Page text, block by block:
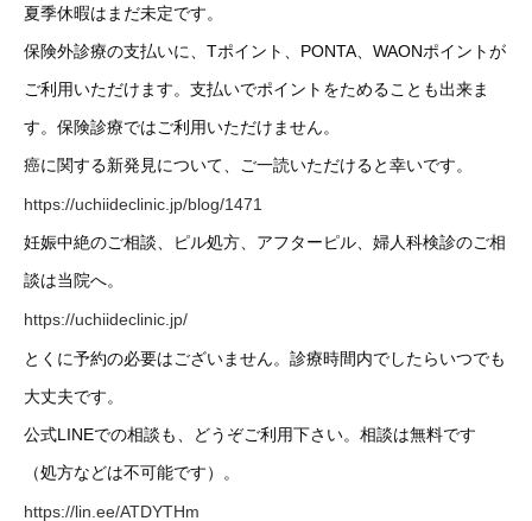
夏季休暇はまだ未定です。
保険外診療の支払いに、Tポイント、PONTA、WAONポイントが
ご利用いただけます。支払いでポイントをためることも出来ま
す。保険診療ではご利用いただけません。
癌に関する新発見について、ご一読いただけると幸いです。
https://uchiideclinic.jp/blog/1471
妊娠中絶のご相談、ピル処方、アフターピル、婦人科検診のご相
談は当院へ。
https://uchiideclinic.jp/
とくに予約の必要はございません。診療時間内でしたらいつでも
大丈夫です。
公式LINEでの相談も、どうぞご利用下さい。相談は無料です
（処方などは不可能です）。
https://lin.ee/ATDYTHm